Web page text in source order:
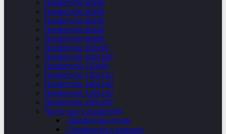
Профтруба 60х40
Профтруба 60х60
Профтруба 80х40
Профтруба 80х60
Профтруба 80х80
Профтруба 100х50
Профтруба 100х100
Профтруба 120х80
Профтруба 120х120
Профтруба 140х140
Профтруба 150х150
Профтруба 160х160
Часто ищут профтрубу
- Профтруба оптом
- Профтруба в розницу